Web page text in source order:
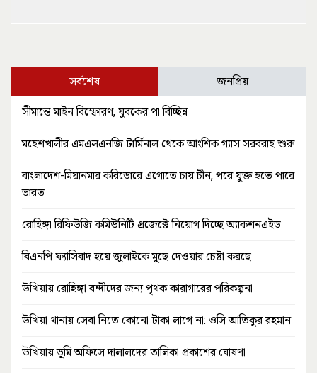
সর্বশেষ জনপ্রিয়
সীমান্তে মাইন বিস্ফোরণ, যুবকের পা বিচ্ছিন্ন
মহেশখালীর এমএলএনজি টার্মিনাল থেকে আংশিক গ্যাস সরবরাহ শুরু
বাংলাদেশ-মিয়ানমার করিডোরে এগোতে চায় চীন, পরে যুক্ত হতে পারে
ভারত
রোহিঙ্গা রিফিউজি কমিউনিটি প্রজেক্টে নিয়োগ দিচ্ছে অ্যাকশনএইড
বিএনপি ফ্যাসিবাদ হয়ে জুলাইকে মুছে দেওয়ার চেষ্টা করছে
উখিয়ায় রোহিঙ্গা বন্দীদের জন্য পৃথক কারাগারের পরিকল্পনা
উখিয়া থানায় সেবা নিতে কোনো টাকা লাগে না: ওসি আতিকুর রহমান
উখিয়ায় ভূমি অফিসে দালালদের তালিকা প্রকাশের ঘোষণা